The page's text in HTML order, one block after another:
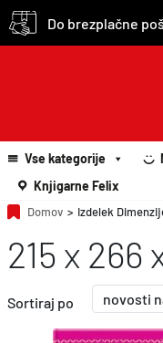
Do brezplačne
Vse kategorije
Knjigarne Felix
Domov > Izdelek
215 x 266
Sortiraj po